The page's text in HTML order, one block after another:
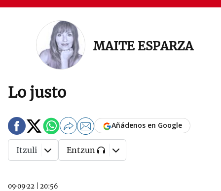
MAITE ESPARZA
Lo justo
09·09·22 20:56
Añádenos en Google
Itzuli Entzun